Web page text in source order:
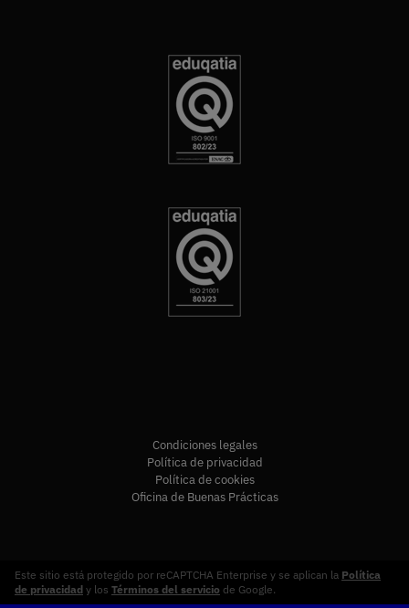
Condiciones legales
Política de privacidad
Política de cookies
Oficina de Buenas Prácticas
Este sitio está protegido por reCAPTCHA Enterprise y se aplican la Política
de privacidad y los Términos del servicio de Google.